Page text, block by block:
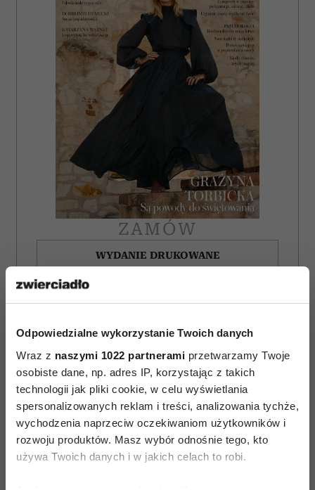
Odpowiedzialne wykorzystanie Twoich danych
Wraz z naszymi 1022 partnerami przetwarzamy Twoje
osobiste dane, np. adres IP, korzystając z takich
technologii jak pliki cookie, w celu wyświetlania
spersonalizowanych reklam i treści, analizowania tychże,
wychodzenia naprzeciw oczekiwaniom użytkowników i
rozwoju produktów. Masz wybór odnośnie tego, kto
używa Twoich danych i w jakich celach to robi.
ZAMÓW
WYDANIE DRUKOWANE